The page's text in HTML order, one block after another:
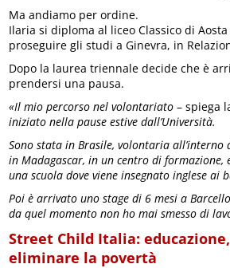
Ma andiamo per ordine.
Ilaria si diploma al liceo Classico di
proseguire gli studi a Ginevra, in
Dopo la laurea triennale decide che è
prendersi una pausa.
«Il mio percorso nel volontariato – spiega
iniziato nella pause estive dall’Università.
Sono stata in Brasile, volontaria
in Madagascar, in un centro di formazione,
una scuola dove viene insegnato inglese ai
Poi è arrivato uno stage di 6 mesi a
da quel momento non ho mai smesso di
Street Child Italia:
eliminare la povertà